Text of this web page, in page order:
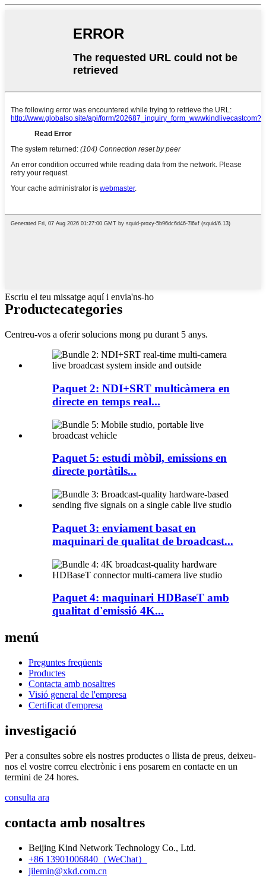
Escriu el teu missatge aquí i envia'ns-ho
Productecategories
Centreu-vos a oferir solucions mong pu durant 5 anys.
Paquet 2: NDI+SRT multicàmera en
directe en temps real...
Paquet 5: estudi mòbil, emissions en
directe portàtils...
Paquet 3: enviament basat en
maquinari de qualitat de broadcast...
Paquet 4: maquinari HDBaseT amb
qualitat d'emissió 4K...
menú
Preguntes freqüents
Productes
Contacta amb nosaltres
Visió general de l'empresa
Certificat d'empresa
investigació
Per a consultes sobre els nostres productes o llista de preus, deixeu-
nos el vostre correu electrònic i ens posarem en contacte en un
termini de 24 hores.
consulta ara
contacta amb nosaltres
Beijing Kind Network Technology Co., Ltd.
+86 13901006840（WeChat）
jilemin@xkd.com.cn